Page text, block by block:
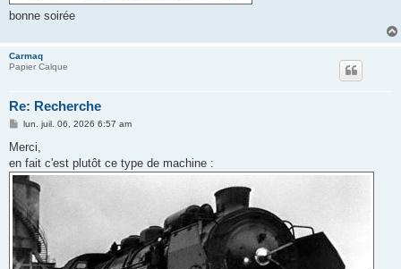
bonne soirée
Carmaq
Papier Calque
Re: Recherche
M
s
a
g
e
lun. juil. 06, 2026 6:57 am
Merci,
en fait c'est plutôt ce type de machine :